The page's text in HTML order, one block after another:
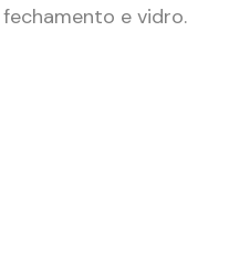
e vidro.